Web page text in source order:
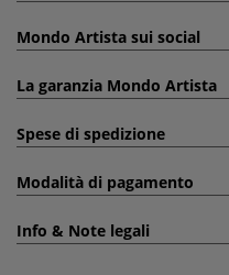
Mondo Artista sui social
La garanzia Mondo Artista
Spese di spedizione
Modalità di pagamento
Info & Note legali